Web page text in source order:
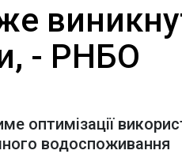
- РНБО
оптимізації
водоспоживання